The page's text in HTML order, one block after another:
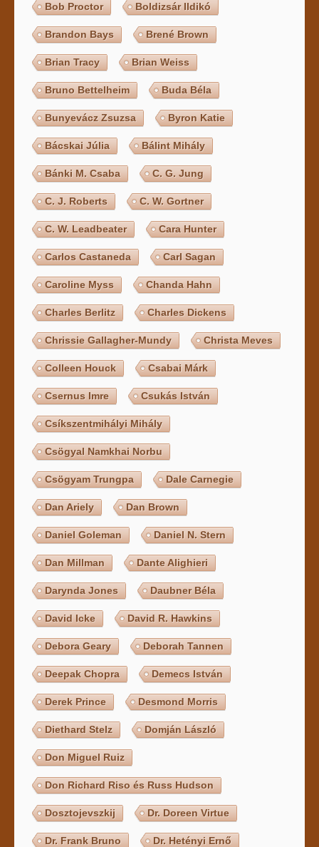
Bob Proctor Boldizsár Ildikó
Brandon Bays Brené Brown
Brian Tracy Brian Weiss
Bruno Bettelheim Buda Béla
Bunyevácz Zsuzsa Byron Katie
Bácskai Júlia Bálint Mihály
Bánki M. Csaba C. G. Jung
C. J. Roberts C. W. Gortner
C. W. Leadbeater Cara Hunter
Carlos Castaneda Carl Sagan
Caroline Myss Chanda Hahn
Charles Berlitz Charles Dickens
Chrissie Gallagher-Mundy Christa Meves
Colleen Houck Csabai Márk
Csernus Imre Csukás István
Csíkszentmihályi Mihály
Csögyal Namkhai Norbu
Csögyam Trungpa Dale Carnegie
Dan Ariely Dan Brown
Daniel Goleman Daniel N. Stern
Dan Millman Dante Alighieri
Darynda Jones Daubner Béla
David Icke David R. Hawkins
Debora Geary Deborah Tannen
Deepak Chopra Demecs István
Derek Prince Desmond Morris
Diethard Stelz Domján László
Don Miguel Ruiz
Don Richard Riso és Russ Hudson
Dosztojevszkij Dr. Doreen Virtue
Dr. Frank Bruno Dr. Hetényi Ernő